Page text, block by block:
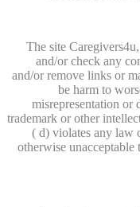
The site
and/or check any
and/or remove links or
be harm to
misrepresentation or
trademark or other
( d) violates any law
otherwise